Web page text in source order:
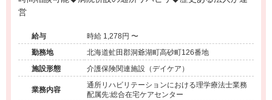
営
給与
時給 1,278円 〜
勤務地
北海道虻田郡洞爺湖町高砂町126番地
施設形態
介護保険関連施設（デイケア）
業務内容
通所リハビリテーションにおける理学療法士業務
配属先:総合在宅ケアセンター